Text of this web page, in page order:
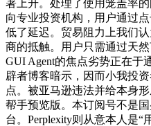
著上升。处理了使用笼盖率
向专业投资机构，用户通过
低了延迟。贸易阻力上我们
商的抵触。用户只需通过天
GUI Agent的焦点劣势正在于
辟者博客暗示，因而小我投
点。被亚马逊违法并给本身
帮手预览版。本订阅号不是
台。Perplexity则从意本人是